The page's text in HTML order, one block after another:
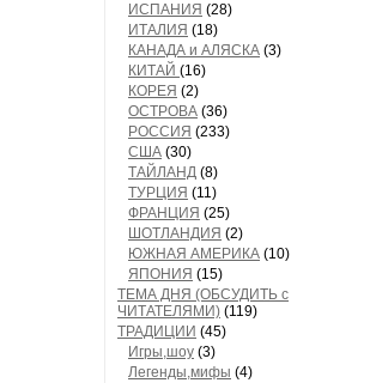
ИСПАНИЯ (28)
ИТАЛИЯ (18)
КАНАДА и АЛЯСКА (3)
КИТАЙ (16)
КОРЕЯ (2)
ОСТРОВА (36)
РОССИЯ (233)
США (30)
ТАЙЛАНД (8)
ТУРЦИЯ (11)
ФРАНЦИЯ (25)
ШОТЛАНДИЯ (2)
ЮЖНАЯ АМЕРИКА (10)
ЯПОНИЯ (15)
ТЕМА ДНЯ (ОБСУДИТЬ с
ЧИТАТЕЛЯМИ) (119)
ТРАДИЦИИ (45)
Игры,шоу (3)
Легенды,мифы (4)